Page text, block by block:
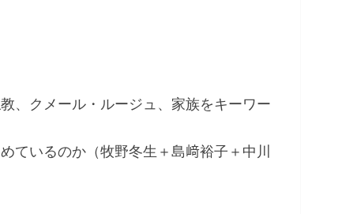
クメール・ルージュ、家族をキーワー
いるのか（牧野冬生＋島﨑裕子＋中川